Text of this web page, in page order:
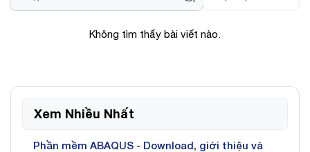
Không tìm thấy bài viết nào.
Xem Nhiều Nhất
Phần mềm ABAQUS - Download, giới thiệu và